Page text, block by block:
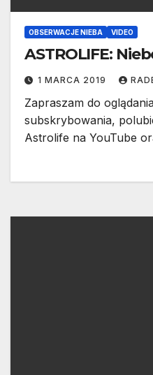
OBSERWACJE NIEBA VIDEO
ASTROLIFE:
1 MARCA 2019
Zapraszam do
subskrybowania,
Astrolife na YouTube